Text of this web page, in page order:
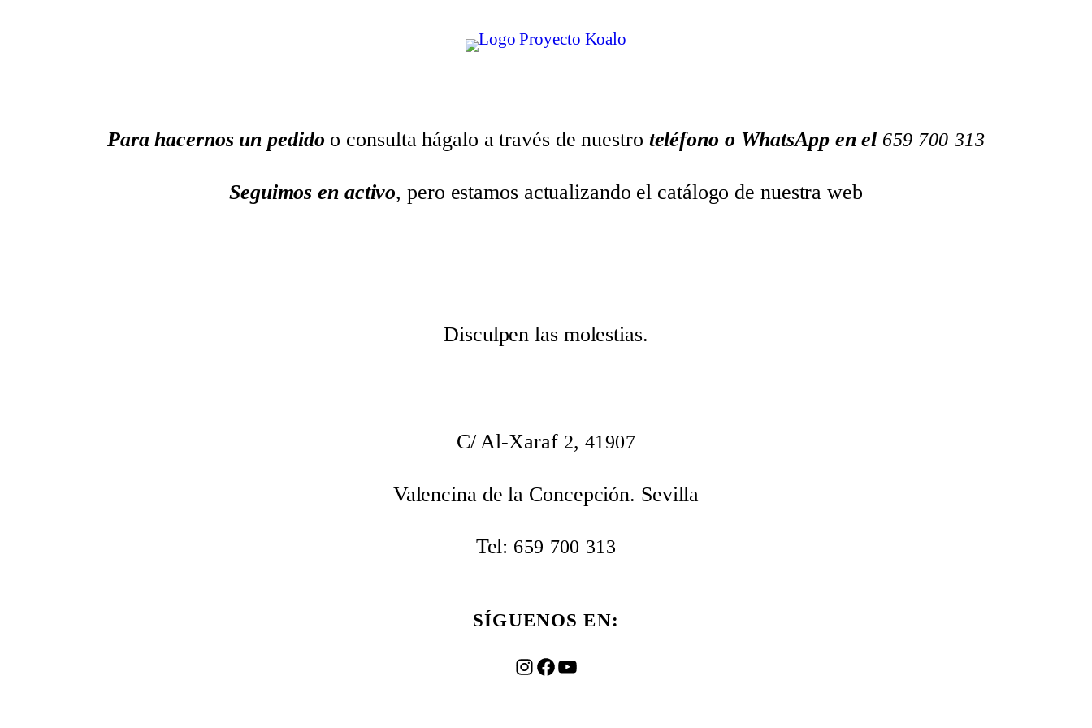
Para hacernos un pedido o consulta hágalo a través de nuestro teléfono o WhatsApp en el 659 700 313
Seguimos en activo, pero estamos actualizando el catálogo de nuestra web
Disculpen las molestias.
C/ Al-Xaraf 2, 41907
Valencina de la Concepción. Sevilla
Tel: 659 700 313
SÍGUENOS EN:
Instagram
Facebook
YouTube